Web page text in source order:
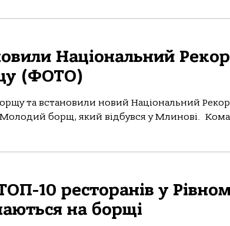
Національний
(ФОТО)
та встановили новий Національний
борщ, який відбувся у Млинові.
10 ресторанів у
на борщі